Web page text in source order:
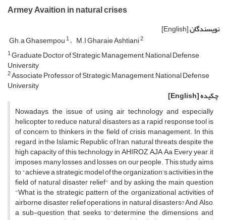
Armey Avaition in natural crises
نویسندگان[English]
Gh.a Ghasempou1 M.I Gharaie Ashtiani2
1Graduate Doctor of Strategic Management, National Defense
University
2Associate Professor of Strategic Management, National Defense
University
چکیده[English]
Nowadays, the issue of using air technology and especially
helicopter to reduce natural disasters as a rapid response tool is
of concern to thinkers in the field of crisis management. In this
regard, in the Islamic Republic of Iran, natural threats, despite the
high capacity of this technology in AHIROZ AJA Aa Every year, it
imposes many losses and losses on our people. This study aims
to "achieve a strategic model of the organization's activities in the
field of natural disaster relief" and by asking the main question
"What is the strategic pattern of the organizational activities of
airborne disaster relief operations in natural disasters? And Also,
a sub-question that seeks to"determine the dimensions and